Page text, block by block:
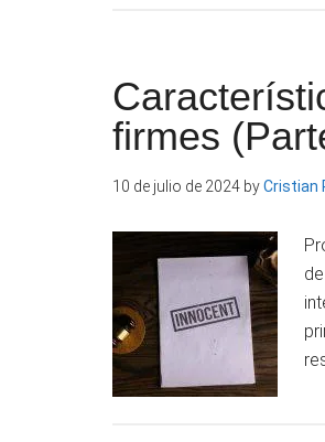
firmes
10 de julio de 2024 byCristian